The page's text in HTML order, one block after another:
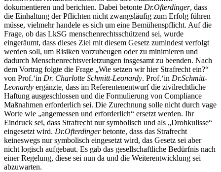
dokumentieren und berichten. Dabei betonte Dr.Ofterdinger, dass
die Einhaltung der Pflichten nicht zwangsläufig zum Erfolg führen
müsse, vielmehr handele es sich um eine Bemühenspflicht. Auf die
Frage, ob das LkSG menschenrechtsschützend sei, wurde
eingeräumt, dass dieses Ziel mit diesem Gesetz zumindest verfolgt
werden soll, um Risiken vorzubeugen oder zu minimieren und
dadurch Menschenrechtsverletzungen insgesamt zu beenden. Nach
dem Vortrag folgte die Frage „Wie setzen wir hier Strafrecht ein?“
von Prof.‘in Dr. Charlotte Schmitt-Leonardy. Prof.‘in Dr.Schmitt-
Leonardy ergänzte, dass im Referentenentwurf die zivilrechtliche
Haftung ausgeschlossen und die Formulierung von Compliance
Maßnahmen erforderlich sei. Die Zurechnung solle nicht durch vage
Worte wie „angemessen und erforderlich“ ersetzt werden. Ihr
Eindruck sei, dass Strafrecht nur symbolisch und als „Drohkulisse“
eingesetzt wird. Dr.Ofterdingerbetonte, dass das Strafrecht
keineswegs nur symbolisch eingesetzt wird, das Gesetz sei aber
nicht logisch aufgebaut. Es gab das gesellschaftliche Bedürfnis nach
einer Regelung, diese sei nun da und die Weiterentwicklung sei
abzuwarten.